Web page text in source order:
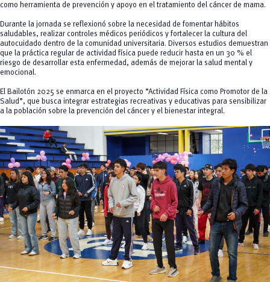
como herramienta de prevención y apoyo en el tratamiento del cáncer de mama.
Durante la jornada se reflexionó sobre la necesidad de fomentar hábitos
saludables, realizar controles médicos periódicos y fortalecer la cultura del
autocuidado dentro de la comunidad universitaria. Diversos estudios demuestran
que la práctica regular de actividad física puede reducir hasta en un 30 % el
riesgo de desarrollar esta enfermedad, además de mejorar la salud mental y
emocional.
El Bailotón 2025 se enmarca en el proyecto “Actividad Física como Promotor de la
Salud”, que busca integrar estrategias recreativas y educativas para sensibilizar
a la población sobre la prevención del cáncer y el bienestar integral.